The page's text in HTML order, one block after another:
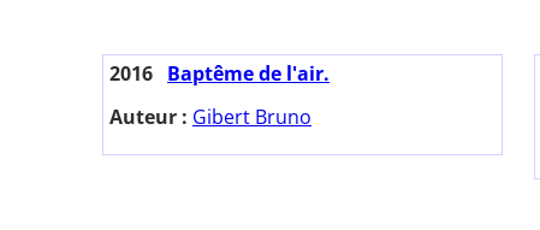
2016 Baptême de l'air.
Auteur : Gibert Bruno